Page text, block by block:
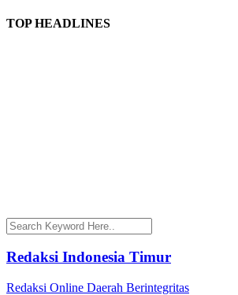
TOP HEADLINES
Redaksi Indonesia Timur
Redaksi Online Daerah Berintegritas